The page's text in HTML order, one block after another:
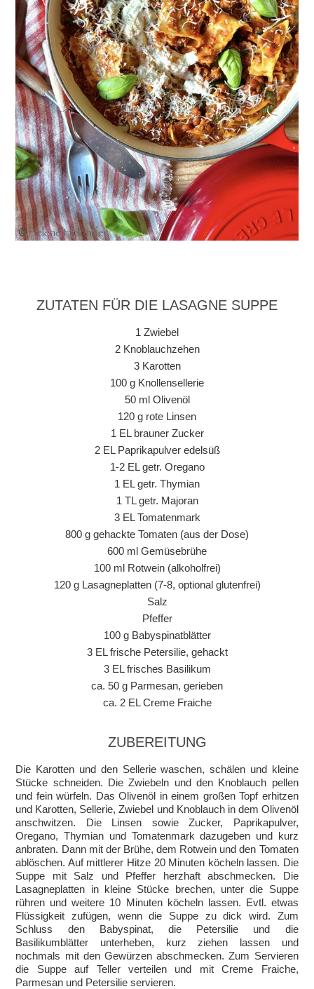
ZUTATEN FÜR DIE LASAGNE SUPPE
1 Zwiebel
2 Knoblauchzehen
3 Karotten
100 g Knollensellerie
50 ml Olivenöl
120 g rote Linsen
1 EL brauner Zucker
2 EL Paprikapulver edelsüß
1-2 EL getr. Oregano
1 EL getr. Thymian
1 TL getr. Majoran
3 EL Tomatenmark
800 g gehackte Tomaten (aus der Dose)
600 ml Gemüsebrühe
100 ml Rotwein (alkoholfrei)
120 g Lasagneplatten (7-8, optional glutenfrei)
Salz
Pfeffer
100 g Babyspinatblätter
3 EL frische Petersilie, gehackt
3 EL frisches Basilikum
ca. 50 g Parmesan, gerieben
ca. 2 EL Creme Fraiche
ZUBEREITUNG
Die Karotten und den Sellerie waschen, schälen und kleine
Stücke schneiden. Die Zwiebeln und den Knoblauch pellen
und fein würfeln. Das Olivenöl in einem großen Topf erhitzen
und Karotten, Sellerie, Zwiebel und Knoblauch in dem Olivenöl
anschwitzen. Die Linsen sowie Zucker, Paprikapulver,
Oregano, Thymian und Tomatenmark dazugeben und kurz
anbraten. Dann mit der Brühe, dem Rotwein und den Tomaten
ablöschen. Auf mittlerer Hitze 20 Minuten köcheln lassen. Die
Suppe mit Salz und Pfeffer herzhaft abschmecken. Die
Lasagneplatten in kleine Stücke brechen, unter die Suppe
rühren und weitere 10 Minuten köcheln lassen. Evtl. etwas
Flüssigkeit zufügen, wenn die Suppe zu dick wird. Zum
Schluss den Babyspinat, die Petersilie und die
Basilikumblätter unterheben, kurz ziehen lassen und
nochmals mit den Gewürzen abschmecken. Zum Servieren
die Suppe auf Teller verteilen und mit Creme Fraiche,
Parmesan und Petersilie servieren.